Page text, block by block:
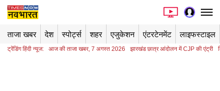
ताजा खबर देश स्पोर्ट्स शहर एजुकेशन एंटरटेनमेंट लाइफस्टाइल
ट्रेंडिंग हिंदी न्यूज: आज की ताजा खबर, 7 अगस्त 2026 झारखंड छात्र आंदोलन में CJP की एंट्री